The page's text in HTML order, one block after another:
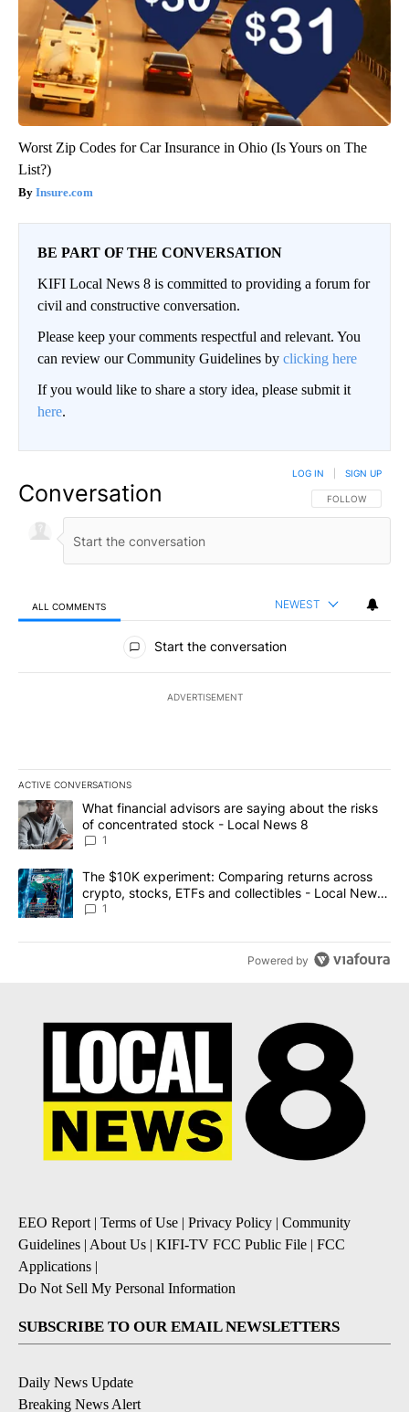
Worst Zip Codes for Car Insurance in Ohio (Is Yours on The
List?)
Insure.com
BE PART OF THE CONVERSATION
KIFI Local News 8 is committed to providing a forum for
civil and constructive conversation.
Please keep your comments respectful and relevant. You
can review our Community Guidelines by clicking here
If you would like to share a story idea, please submit it
here.
Conversation FOLLOW THIS
FOLLOW
LOG IN SIGN UP
ALL COMMENTS NEWEST
All Comments
Start the conversation
ADVERTISEMENT
ACTIVE CONVERSATIONS
The following is a list of the most commented articles in the last
A trending article titled "What financial advisors are saying
What financial advisors are saying about the risks
of concentrated stock - Local News 8
1
A trending article titled "The $10K experiment: Comparing
The $10K experiment: Comparing returns across
crypto, stocks, ETFs and collectibles - Local News
8
1
Powered by
EEO Report | Terms of Use | Privacy Policy | Community
Guidelines | About Us | KIFI-TV FCC Public File | FCC
Applications |
Do Not Sell My Personal Information
SUBSCRIBE TO OUR EMAIL NEWSLETTERS
Daily News Update
Breaking News Alert